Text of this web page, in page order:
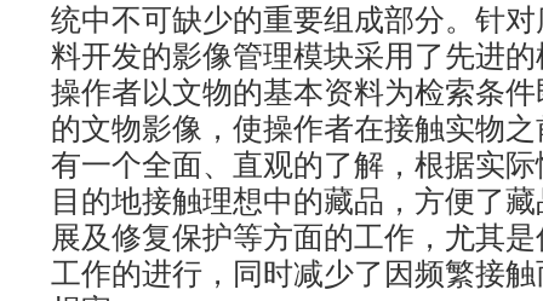
统中不可缺少的重要组成部分。针
料开发的影像管理模块采用了先进
操作者以文物的基本资料为检索条
的文物影像，使操作者在接触实物
有一个全面、直观的了解，根据实
目的地接触理想中的藏品，方便了
展及修复保护等方面的工作，尤其
工作的进行，同时减少了因频繁接